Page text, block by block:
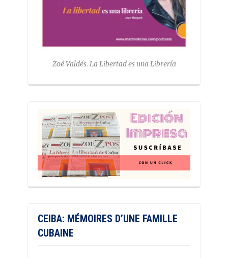
Zoé Valdés. La Libertad es una Librería
CEIBA: MÉMOIRES D’UNE FAMILLE
CUBAINE